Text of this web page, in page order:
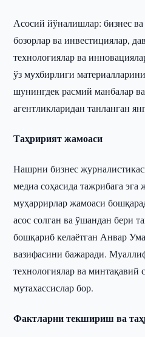
Асосий йўналишлар: бизнес
бозорлар ва инвестициялар,
технологиялар ва
ўз мухбирлиги
шунингдек расмий манбалар
агентликларидан танланган
Таҳририят жамоаси
Нашрни бизнес
медиа соҳасида тажрибага эга
муҳаррирлар жамоаси
асос солган ва ўшандан бери
бошқариб келаётган Анвар
вазифасини бажаради.
технологиялар ва минтақавий
мутахассислар бор.
Фактларни текшириш ва